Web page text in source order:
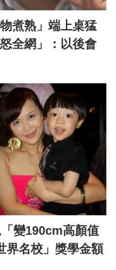
煮熟」端上桌猛
全網」：以後會
變190cm高顏值
名校」獎學金額